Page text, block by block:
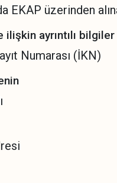
EKAP üzerinden
ilişkin ayrıntılı
Kayıt